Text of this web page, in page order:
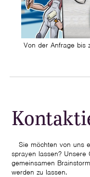
Von der Anfrage bis
Sie möchten von uns
sprayen lassen? Unsere
gemeinsamen
werden zu lassen.